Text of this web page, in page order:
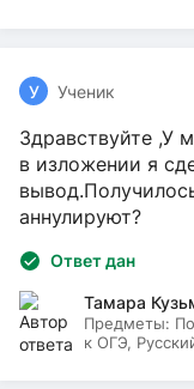
У Ученик
Здравствуйте ,У
в изложении я
аннулируют?
Ответ дан
Тамара
Предметы:
к ОГЭ,